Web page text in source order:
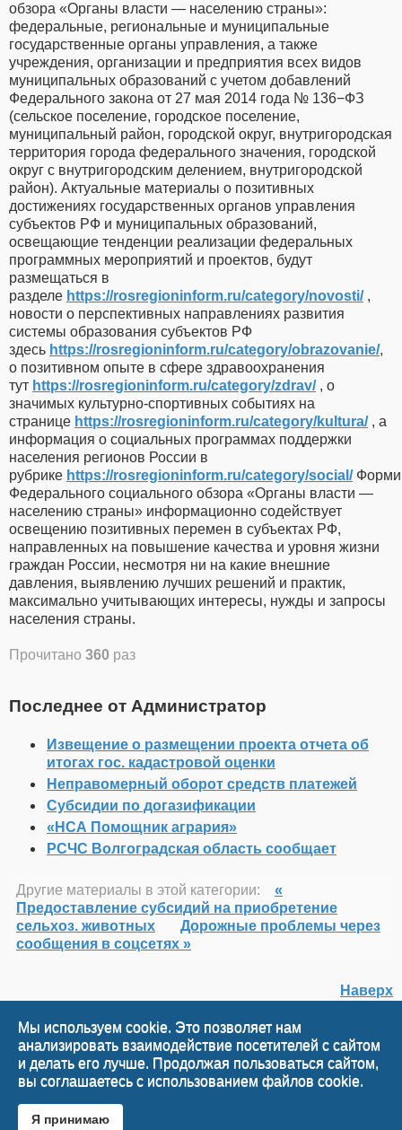
обзора «Органы власти — населению страны»:
федеральные, региональные и муниципальные
государственные органы управления, а также
учреждения, организации и предприятия всех видов
муниципальных образований с учетом добавлений
Федерального закона от 27 мая 2014 года № 136−ФЗ
(сельское поселение, городское поселение,
муниципальный район, городской округ, внутригородская
территория города федерального значения, городской
округ с внутригородским делением, внутригородской
район). Актуальные материалы о позитивных
достижениях государственных органов управления
субъектов РФ и муниципальных образований,
освещающие тенденции реализации федеральных
программных мероприятий и проектов, будут
размещаться в
разделе https://rosregioninform.ru/category/novosti/,
новости о перспективных направлениях развития
системы образования субъектов РФ
здесь https://rosregioninform.ru/category/obrazovanie/,
о позитивном опыте в сфере здравоохранения
тут https://rosregioninform.ru/category/zdrav/, о
значимых культурно-спортивных событиях на
странице https://rosregioninform.ru/category/kultura/, а
информация о социальных программах поддержки
населения регионов России в
рубрике https://rosregioninform.ru/category/social/
Федерального социального обзора «Органы власти —
населению страны» информационно содействует
освещению позитивных перемен в субъектах РФ,
направленных на повышение качества и уровня жизни
граждан России, несмотря ни на какие внешние
давления, выявлению лучших решений и практик,
максимально учитывающих интересы, нужды и запросы
населения страны.
Прочитано 360 раз
Последнее от Администратор
Извещение о размещении проекта отчета об
итогах гос. кадастровой оценки
Неправомерный оборот средств платежей
Субсидии по догазификации
«НСА Помощник агрария»
РСЧС Волгоградская область сообщает
Другие материалы в этой категории:
«
Предоставление субсидий на приобретение
сельхоз. животных
Дорожные проблемы через
сообщения в соцсетях »
Наверх
© 2026 rachinka
Joomla! is Free Software released under the GNU General Public
License.
Мы используем cookie. Это позволяет нам
анализировать взаимодействие посетителей с сайтом
и делать его лучше. Продолжая пользоваться сайтом,
вы соглашаетесь с использованием файлов cookie.
Я принимаю